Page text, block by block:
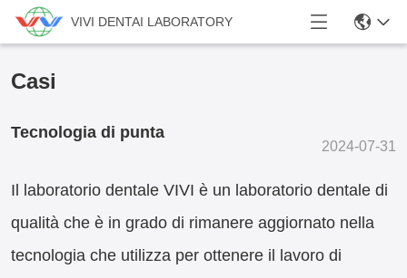
VIVI DENTAI LABORATORY
Casi
Tecnologia di punta
2024-07-31
Il laboratorio dentale VIVI è un laboratorio dentale di
qualità che è in grado di rimanere aggiornato nella
tecnologia che utilizza per ottenere il lavoro di